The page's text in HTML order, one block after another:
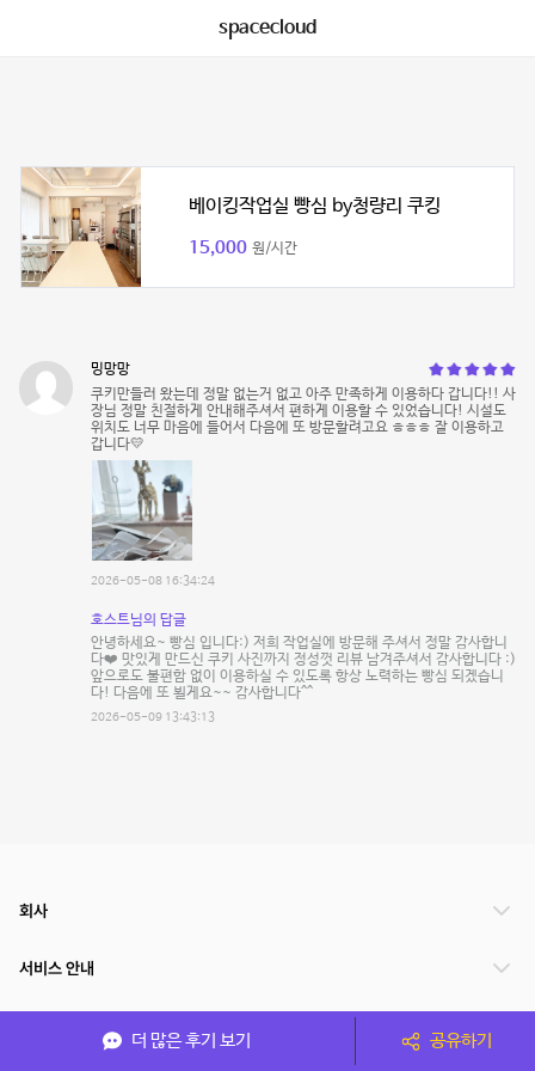
spacecloud
베이킹작업실 빵심 by청량리 쿠킹
15,000 원/시간
밍망망
쿠키만들러 왔는데 정말 없는거 없고 아주 만족하게 이용하다 갑니다!! 사
장님 정말 친절하게 안내해주셔서 편하게 이용할 수 있었습니다! 시설도
위치도 너무 마음에 들어서 다음에 또 방문할려고요 ㅎㅎㅎ 잘 이용하고
갑니다💛
2026-05-08 16:34:24
호스트님의 답글
안녕하세요~ 빵심 입니다:) 저희 작업실에 방문해 주셔서 정말 감사합니
다❤️ 맛있게 만드신 쿠키 사진까지 정성껏 리뷰 남겨주셔서 감사합니다 :)
앞으로도 불편함 없이 이용하실 수 있도록 항상 노력하는 빵심 되겠습니
다! 다음에 또 뵐게요~~ 감사합니다^^
2026-05-09 13:43:13
더 많은 후기 보기 공유하기
회사
서비스 안내